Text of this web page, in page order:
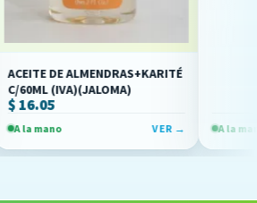
ALMENDRAS+KARITÉ
A la mano